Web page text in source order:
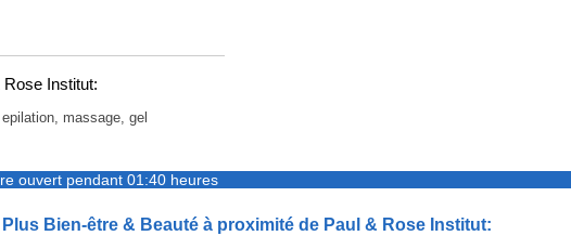
Institut:
massage, gel
ouvert pendant 01:40 heures
Plus Bien-être & Beauté à proximité de Paul & Rose Institut: